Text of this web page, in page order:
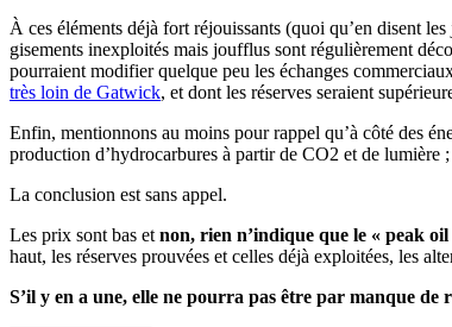
À ces éléments déjà fort réjouissants (quoi qu’en disent
gisements inexploités mais joufflus sont régulièrement
pourraient modifier quelque peu les échanges
très loin de Gatwick, et dont les réserves seraient
Enfin, mentionnons au moins pour rappel qu’à côté des
production d’hydrocarbures à partir de CO2 et de lumière
La conclusion est sans appel.
Les prix sont bas etnon, rien n’indique que le « peak
haut, les réserves prouvées et celles déjà exploitées, les
S’il y en a une, elle ne pourra pas être par manque de